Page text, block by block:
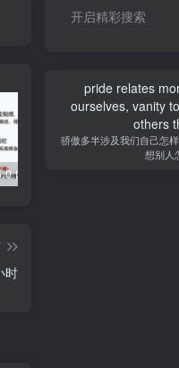
内置模块
时
开启精彩搜索
pride relates
ourselves, vanity
others
骄傲多半涉及我们自己怎
想别人